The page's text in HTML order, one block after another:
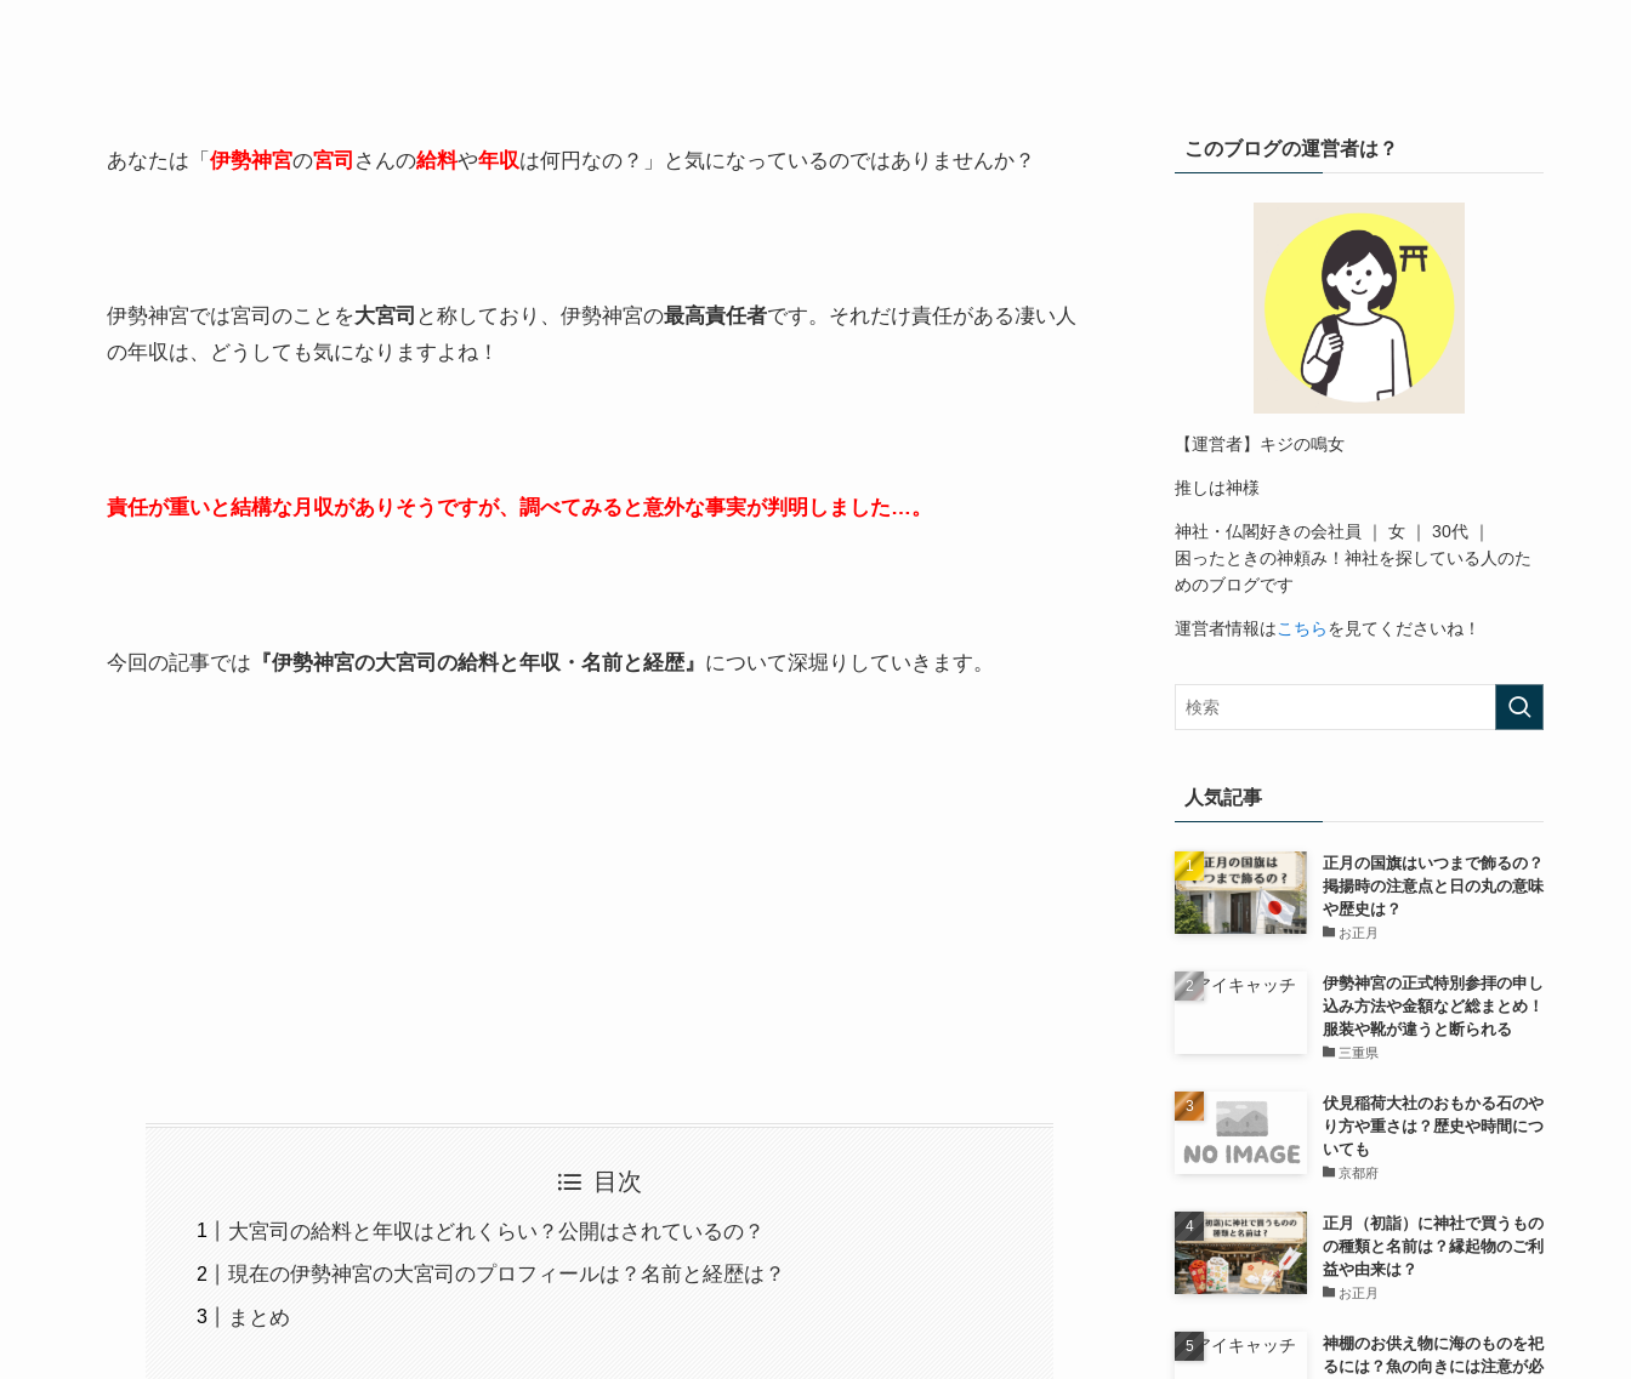
あなたは「 伊勢神宮の宮司 さんの給料や年収は何円なの？」と気になっているのではありませんか？
伊勢神宮では宮司のことを大宮司 と称しており、伊勢神宮の最高責任者です。それだけ責任がある凄い人
の年収は、どうしても気になりますよね！
責任が重いと結構な月収がありそうですが、調べてみると意外な事実が判明しました…。
今回の記事では 『伊勢神宮の大宮司の給料と年収・名前と経歴』 について深堀りしていきます。
目次
大宮司の給料と年収はどれくらい？公開はされているの？
現在の伊勢神宮の大宮司のプロフィールは？名前と経歴は？
まとめ
このブログの運営者は？
【運営者】キジの鳴女
推しは神様
神社・仏閣好きの会社員 ｜ 女 ｜ 30代 ｜
困ったときの神頼み！神社を探している人のた
めのブログです
運営者情報はこちらを見てくださいね！
人気記事
正月の国旗はいつまで飾るの？
掲揚時の注意点と日の丸の意味
や歴史は？
お正月
伊勢神宮の正式特別参拝の申し
込み方法や金額など総まとめ！
服装や靴が違うと断られる
三重県
伏見稲荷大社のおもかる石のや
り方や重さは？歴史や時間につ
いても
京都府
正月（初詣）に神社で買うもの
の種類と名前は？縁起物のご利
益や由来は？
お正月
神棚のお供え物に海のものを祀
るには？魚の向きには注意が必